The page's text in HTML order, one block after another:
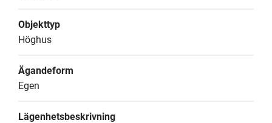
Objekttyp
Höghus
Ägandeform
Egen
Lägenhetsbeskrivning